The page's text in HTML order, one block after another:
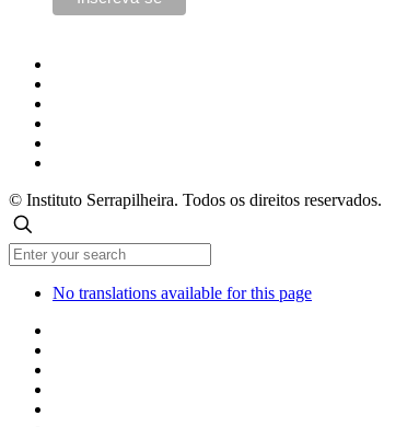
© Instituto Serrapilheira. Todos os direitos reservados.
No translations available for this page